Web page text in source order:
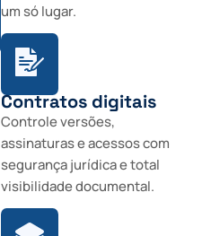
um só lugar.
Contratos digitais
Controle versões,
assinaturas e acessos com
segurança jurídica e total
visibilidade documental.